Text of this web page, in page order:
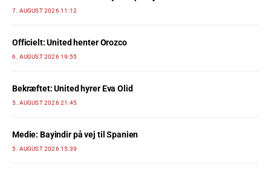
7. AUGUST 2026 11:12
Officielt: United henter Orozco
6. AUGUST 2026 19:55
Bekræftet: United hyrer Eva Olid
5. AUGUST 2026 21:45
Medie: Bayindir på vej til Spanien
5. AUGUST 2026 15:39